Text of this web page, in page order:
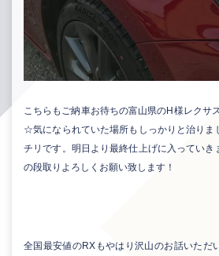
こちらもご納車お待ちの富山県のH様レクサ
☆気になられていた場所もしっかりと治りま
チリです。明日より最終仕上げに入っていき
の段取りよろしくお願い致します！
全国最安値のRXもやはり沢山のお話いただ